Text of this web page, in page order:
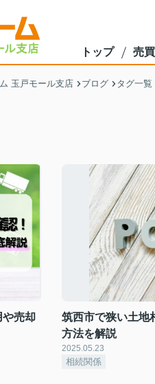
トップ 売
玉戸モール支店 ブログ タグ一覧
や売却
筑西市で狭い土地
方法を解説
2025.05.23
相続関係